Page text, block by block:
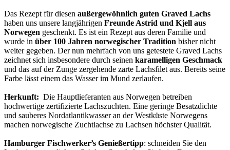
Das Rezept für diesen außergewöhnlich guten Graved Lachs
haben uns unsere langjährigen Freunde Astrid und Kjell aus
Norwegen geschenkt. Es ist ein Rezept aus deren Familie und
wurde in über 100 Jahren norwegischer Tradition bisher nicht
weiter gegeben. Der nun mehrfach von uns getestete Graved Lachs
zeichnet sich insbesondere durch seinen karamelligen Geschmack
und das auf der Zunge zergehende zarte Lachsfilet aus. Bereits seine
Farbe lässt einem das Wasser im Mund zerlaufen.
Herkunft: Die Hauptlieferanten aus Norwegen betreiben
hochwertige zertifizierte Lachszuchten. Eine geringe Besatzdichte
und sauberes Nordatlantikwasser an der Westküste Norwegens
machen norwegische Zuchtlachse zu Lachsen höchster Qualität.
Hamburger Fischwerker’s Genießertipp: schneiden Sie den